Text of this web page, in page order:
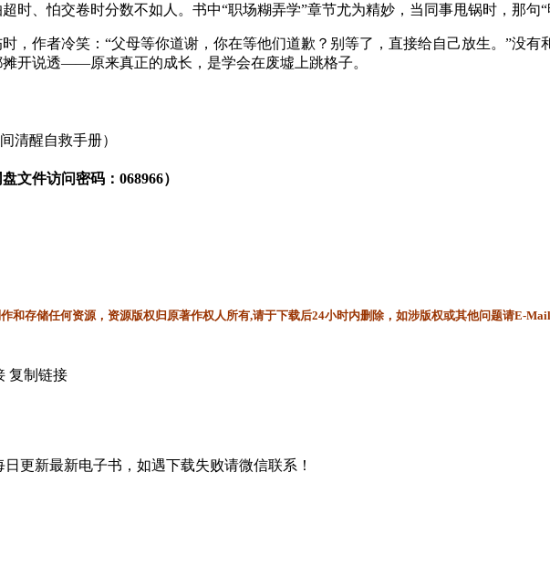
、怕交卷时分数不如人。书中“职场糊弄学”章节尤为精妙，当同事甩锅时，那句
，作者冷笑：“父母等你道谢，你在等他们道歉？别等了，直接给自己放生。”没
开说透——原来真正的成长，是学会在废墟上跳格子。
清醒自救手册）
文件访问密码：068966）
和存储任何资源，资源版权归原著作权人所有,请于下载后24小时内删除，如涉版权或其他问题请E-
复制链接
更新最新电子书，如遇下载失败请微信联系！